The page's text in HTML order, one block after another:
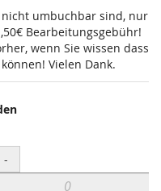
nicht umbuchbar sind, nur
Bearbeitungsgebühr!
wenn Sie wissen dass
Vielen Dank.
Menge
-